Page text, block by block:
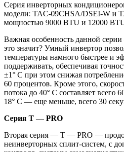
Серия инверторных
модели: TAC-09CHSA/DSEI-W и
мощностью 9000 BTU и 12000 BTU
Важная особенность данной
это значит? Умный инвертор
температуры намного быстрее и
поддерживать, обеспечивая
±1° C при этом снижая
60 процентов. Кроме этого,
потока до 40° C составляет всего
18° C — еще меньше, всего 30
Серия T — PRO
Вторая серия — T — PRO —
неинверторных сплит-систем, с